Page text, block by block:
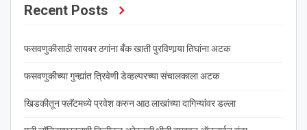
Recent Posts
फसवणुकीसाठी सायबर ठगांना बँक खाती पुरविणार्‍या तिघांना अटक
फसवणुकीच्या गुन्ह्यांत त्रिवेणी डेव्हल्परच्या संचालकाला अटक
खिडकीतून फ्लॅटमध्ये प्रवेश करुन आठ लाखांच्या दागिन्यांवर डल्ला